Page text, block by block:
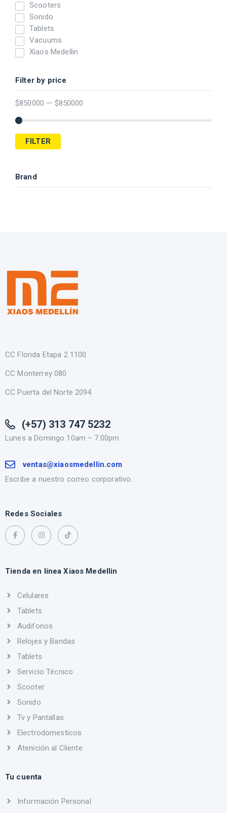
Scooters
Sonido
Tablets
Vacuums
Xiaos Medellin
Filter by price
$850000 — $850000
FILTER
Brand
CC Florida Etapa 2 1100
CC Monterrey 080
CC Puerta del Norte 2094
(+57) 313 747 5232
Lunes a Domingo 10am – 7.00pm
ventas@xiaosmedellin.com
Escribe a nuestro correo corporativo.
Redes Sociales
Tienda en línea Xiaos Medellin
Celulares
Tablets
Audifonos
Relojes y Bandas
Tablets
Servicio Técnico
Scooter
Sonido
Tv y Pantallas
Electrodomesticos
Atenición al Cliente
Tu cuenta
Información Personal